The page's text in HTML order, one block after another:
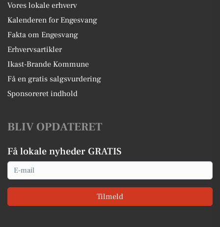
Vores lokale erhverv
Kalenderen for Engesvang
Fakta om Engesvang
Erhvervsartikler
Ikast-Brande Kommune
Få en gratis salgsvurdering
Sponsoreret indhold
BLIV OPDATERET
Få lokale nyheder GRATIS
Email
Tilmeld